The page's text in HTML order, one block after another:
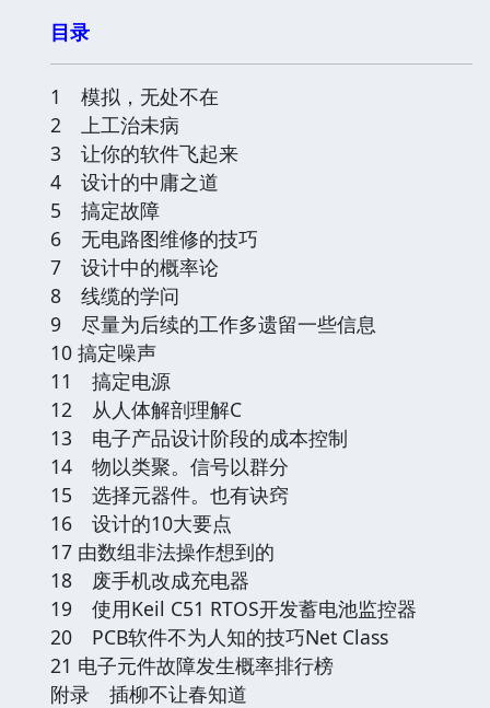
目录
1 模拟，无处不在
2 上工治未病
3 让你的软件飞起来
4 设计的中庸之道
5 搞定故障
6 无电路图维修的技巧
7 设计中的概率论
8 线缆的学问
9 尽量为后续的工作多遗留一些信息
10 搞定噪声
11 搞定电源
12 从人体解剖理解C
13 电子产品设计阶段的成本控制
14 物以类聚。信号以群分
15 选择元器件。也有诀窍
16 设计的10大要点
17 由数组非法操作想到的
18 废手机改成充电器
19 使用Keil C51 RTOS开发蓄电池监控器
20 PCB软件不为人知的技巧Net Class
21 电子元件故障发生概率排行榜
附录 插柳不让春知道